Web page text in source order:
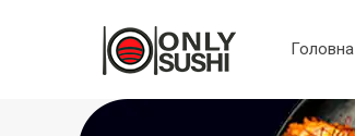
Головна